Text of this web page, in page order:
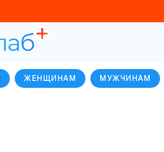
ЖЕНЩИНАМ МУЖЧИНАМ